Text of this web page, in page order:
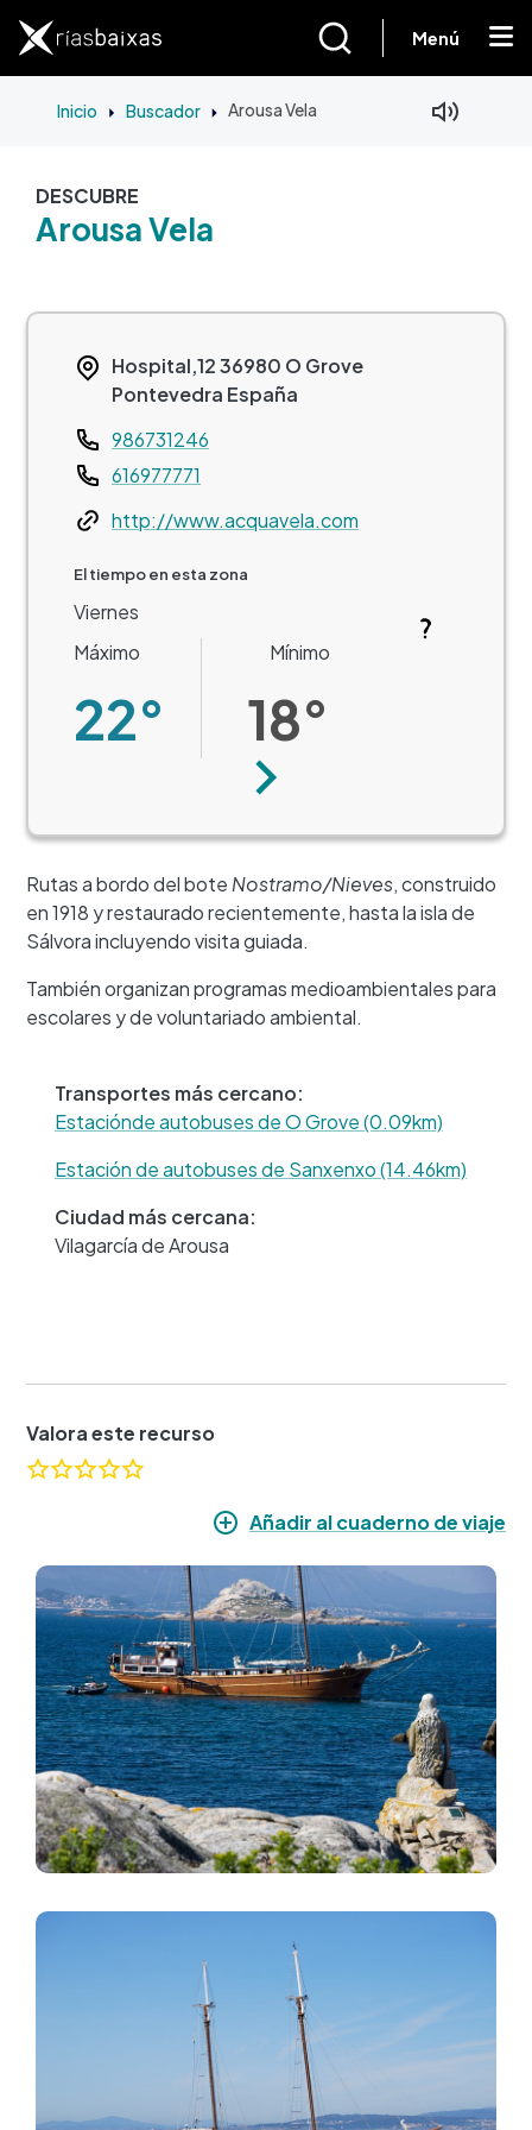
Menú
Inicio Buscador Arousa Vela
DESCUBRE
Arousa Vela
Hospital,1236980 O Grove
Pontevedra España
Teléfono
986731246
616977771
Webhttp://www.acquavela.com
El tiempo en esta zona
Viernes
Máximo
22°
Mínimo
18°
Siguiente
Rutas a bordo del bote Nostramo/Nieves, construido
en 1918 y restaurado recientemente, hasta la isla de
Sálvora incluyendo visita guiada.
También organizan programas medioambientales para
escolares y de voluntariado ambiental.
+
Transportes más cercano:
Estaciónde autobuses de O Grove (0.09km)
Estación de autobuses de Sanxenxo (14.46km)
Ciudad más cercana:
Vilagarcía de Arousa
Valora este recurso
Añadir al cuaderno de viaje
Imagen
Imagen